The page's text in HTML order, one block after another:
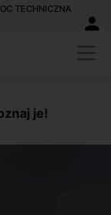
TECHNICZNA
je!